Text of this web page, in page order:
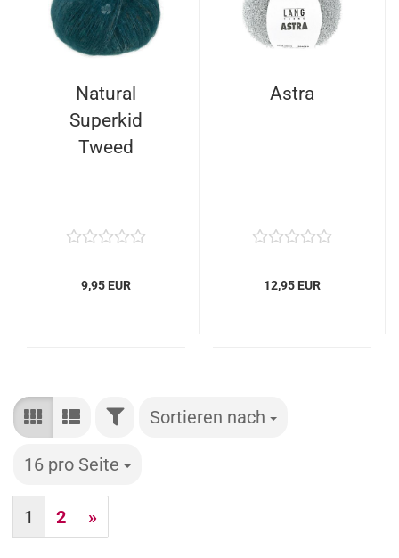
Natural
Superkid
Tweed
9,95 EUR
Astra
12,95 EUR
FILTERSortieren nach
Sortieren nach
16 pro Seite
pro Seite
1 2 »